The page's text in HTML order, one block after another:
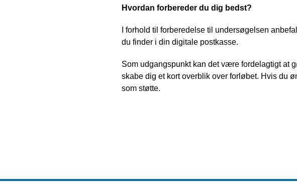
Hvordan forbereder du dig bedst?
I forhold til forberedelse til undersøgelsen
du finder i din digitale postkasse.
Som udgangspunkt kan det være fordelagtigt at
skabe dig et kort overblik over forløbet. Hvis du
som støtte.